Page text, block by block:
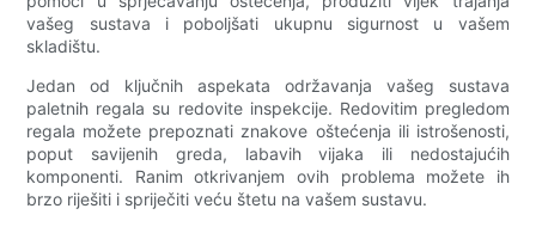
vašeg sustava i poboljšati ukupnu sigurnost u vašem
skladištu.
Jedan od ključnih aspekata održavanja vašeg sustava
paletnih regala su redovite inspekcije. Redovitim pregledom
regala možete prepoznati znakove oštećenja ili istrošenosti,
poput savijenih greda, labavih vijaka ili nedostajućih
komponenti. Ranim otkrivanjem ovih problema možete ih
brzo riješiti i spriječiti veću štetu na vašem sustavu.